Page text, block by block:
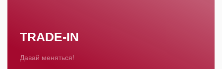
TRADE-IN
Давай меняться!